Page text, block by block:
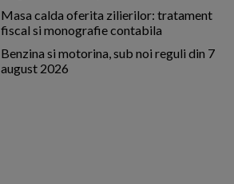
Masa calda oferita zilierilor: tratament
fiscal si monografie contabila
Benzina si motorina, sub noi reguli din 7
august 2026